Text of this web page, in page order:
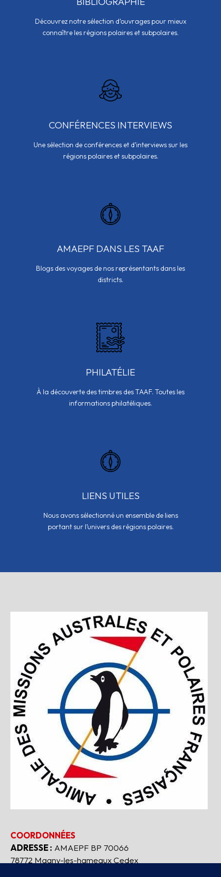
Découvrez notre sélection d’ouvrages pour mieux
connaître les régions polaires et subpolaires.
CONFÉRENCES INTERVIEWS
Une sélection de conférences et d’interviews sur les
régions polaires et subpolaires.
AMAEPF DANS LES TAAF
Blogs des voyages de nos représentants dans les
districts.
PHILATÉLIE
À la découverte des timbres des TAAF. Toutes les
informations philatéliques.
LIENS UTILES
Nous avons sélectionné un ensemble de liens
portant sur l’univers des régions polaires.
COORDONNÉES
ADRESSE : AMAEPF BP 70066
78772 Magny-les-hameaux Cedex